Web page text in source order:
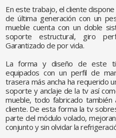
En este trabajo, el cliente
de última generación con un
mueble cuenta con un doble
soporte estructural, giro
Garantizado de por vida.
La forma y diseño de este
equipados con un perfil de
trasera más ancha ha requerido
soporte y anclaje de la tv así
mueble, todo fabricado
cliente. De esta forma la tv
parte del módulo volado,
conjunto y sin olvidar la